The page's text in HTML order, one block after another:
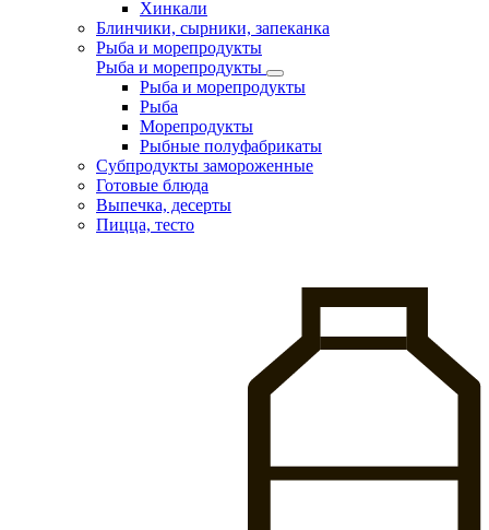
Хинкали
Блинчики, сырники, запеканка
Рыба и морепродукты
Рыба и морепродукты
Рыба и морепродукты
Рыба
Морепродукты
Рыбные полуфабрикаты
Субпродукты замороженные
Готовые блюда
Выпечка, десерты
Пицца, тесто